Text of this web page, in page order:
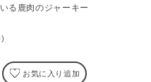
る鹿肉のジャーキー
お気に入り追加